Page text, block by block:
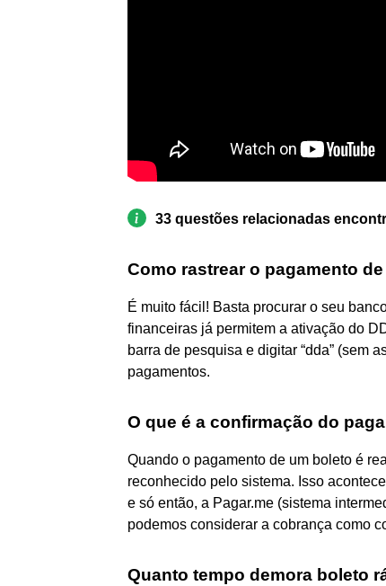
33 questões relacionadas
Como rastrear o pagamento
É muito fácil! Basta procurar o seu
financeiras já permitem a ativação do
barra de pesquisa e digitar “dda” (sem
pagamentos.
O que é a confirmação do
Quando o pagamento de um boleto é
reconhecido pelo sistema. Isso
e só então, a Pagar.me (sistema
podemos considerar a cobrança como
Quanto tempo demora boleto